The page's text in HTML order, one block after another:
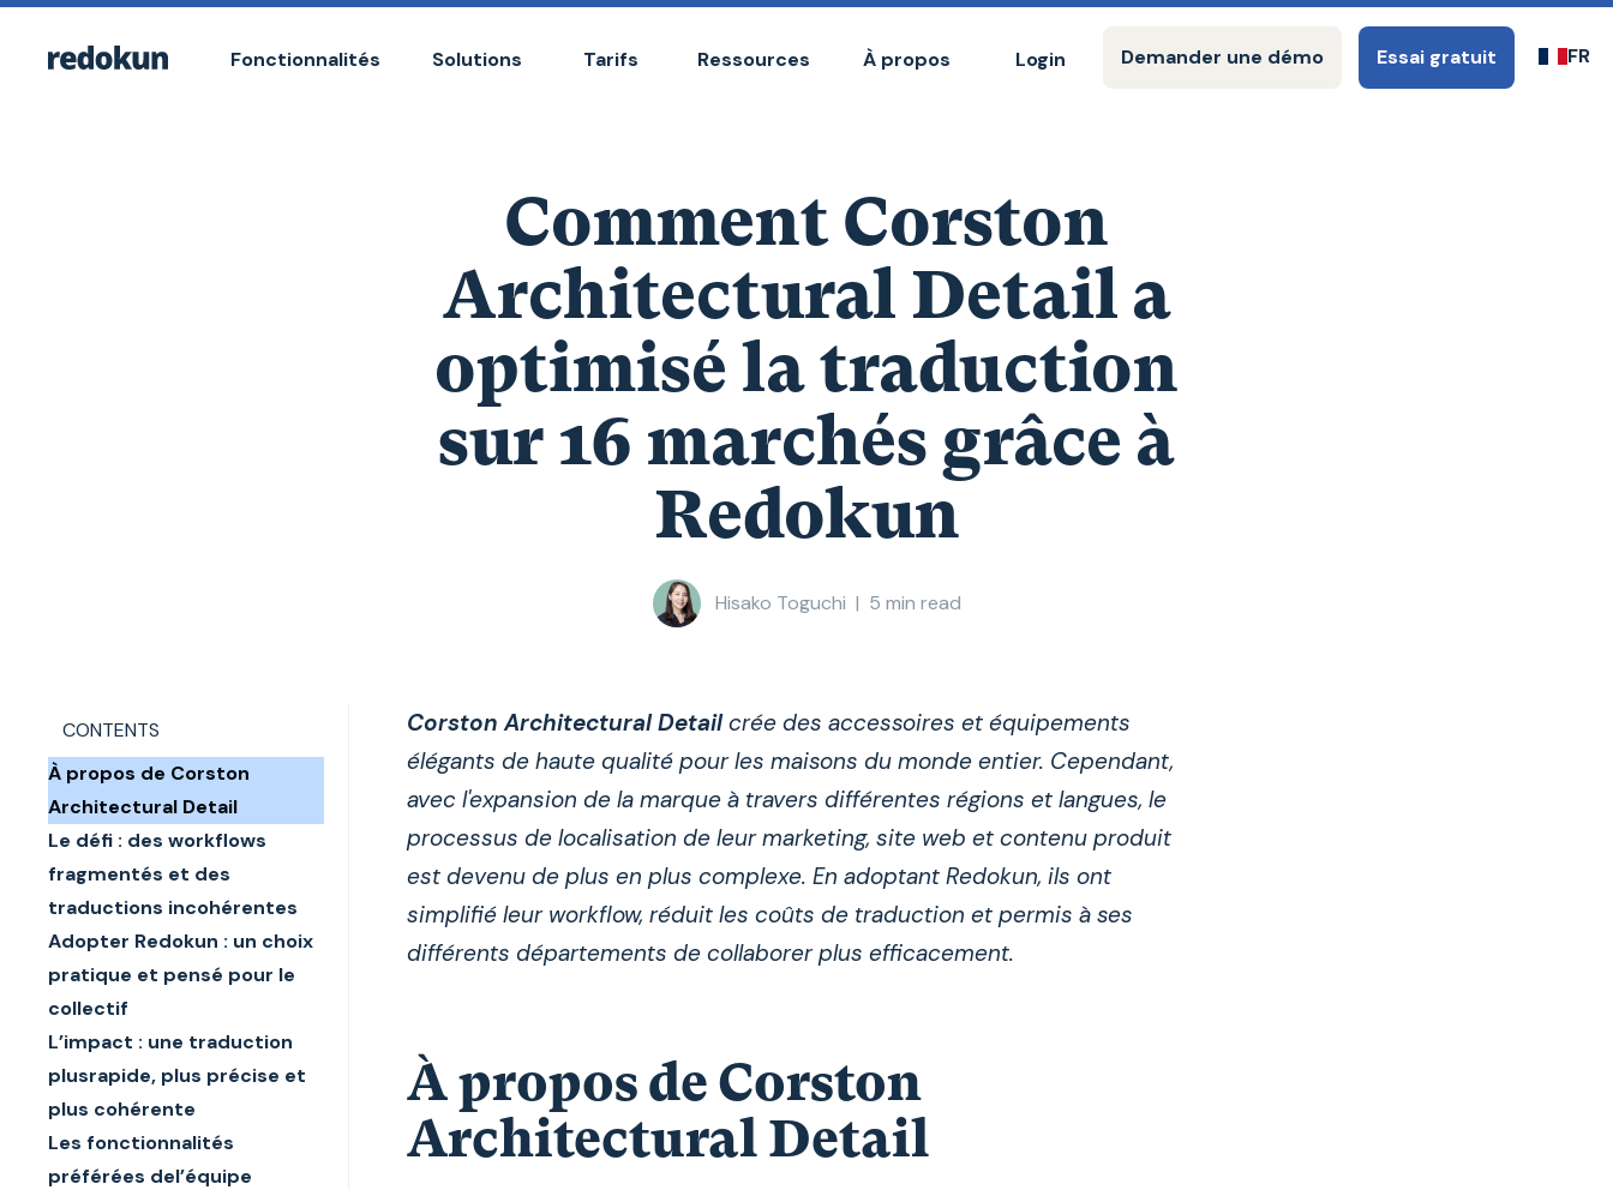
Fonctionnalités Solutions Tarifs Ressources À propos Login Demander une démo Essai gratuit FR
Comment Corston
Architectural Detail a
optimisé la traduction
sur 16 marchés grâce à
Redokun
Hisako Toguchi | 5 min read
CONTENTS
À propos de Corston
Architectural Detail
Le défi : des workflows
fragmentés et des
traductions incohérentes
Adopter Redokun : un choix
pratique et pensé pour le
collectif
L’impact : une traduction
plusrapide, plus précise et
plus cohérente
Les fonctionnalités
préférées del’équipe
Corston Architectural Detailcrée des accessoires et équipements
élégants de haute qualité pour les maisons du monde entier. Cependant,
avec l'expansion de la marque à travers différentes régions et langues, le
processus de localisation de leur marketing, site web et contenu produit
est devenu de plus en plus complexe. En adoptant Redokun, ils ont
simplifié leur workflow, réduit les coûts de traduction et permis à ses
différents départements de collaborer plus efficacement.
À propos de Corston
Architectural Detail